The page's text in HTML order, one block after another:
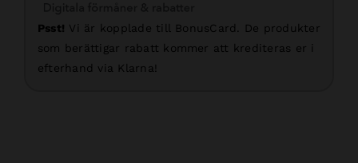
Psst! Vi är kopplade till BonusCard. De produkter
som berättigar rabatt kommer att krediteras er i
efterhand via Klarna!